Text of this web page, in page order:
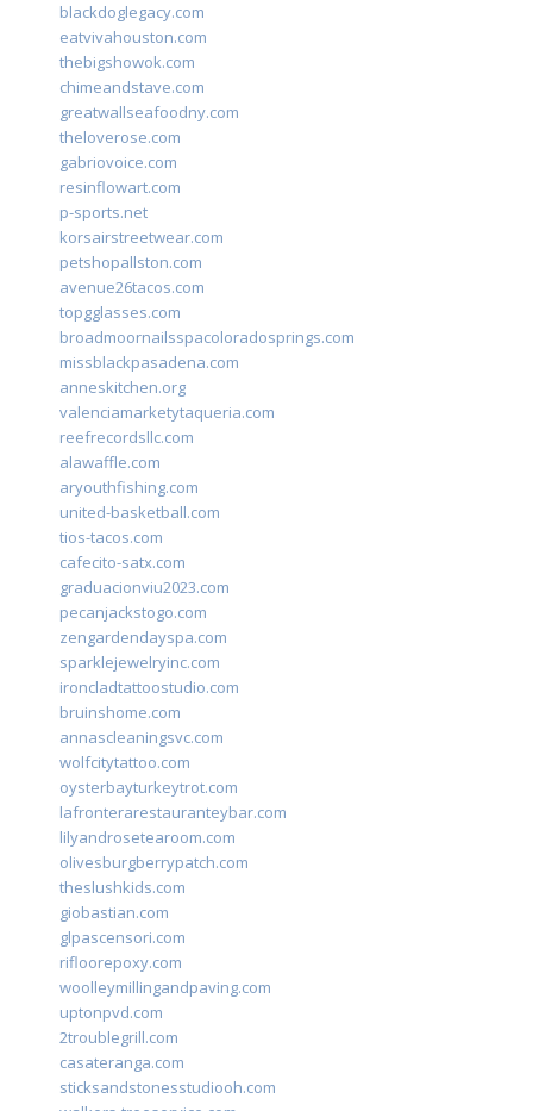
blackdoglegacy.com
eatvivahouston.com
thebigshowok.com
chimeandstave.com
greatwallseafoodny.com
theloverose.com
gabriovoice.com
resinflowart.com
p-sports.net
korsairstreetwear.com
petshopallston.com
avenue26tacos.com
topgglasses.com
broadmoornailsspacoloradosprings.com
missblackpasadena.com
anneskitchen.org
valenciamarketytaqueria.com
reefrecordsllc.com
alawaffle.com
aryouthfishing.com
united-basketball.com
tios-tacos.com
cafecito-satx.com
graduacionviu2023.com
pecanjackstogo.com
zengardendayspa.com
sparklejewelryinc.com
ironcladtattoostudio.com
bruinshome.com
annascleaningsvc.com
wolfcitytattoo.com
oysterbayturkeytrot.com
lafronterarestauranteybar.com
lilyandrosetearoom.com
olivesburgberrypatch.com
theslushkids.com
giobastian.com
glpascensori.com
rifloorepoxy.com
woolleymillingandpaving.com
uptonpvd.com
2troublegrill.com
casateranga.com
sticksandstonesstudiooh.com